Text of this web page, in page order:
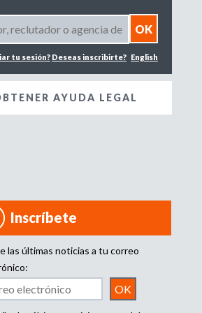
English
tu sesión? Deseas inscribirte?
AYUDA LEGAL
Inscríbete
las últimas noticias a tu correo